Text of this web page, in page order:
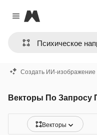
Close menu
Magnific
Создать ИИ-изображение
Векторы